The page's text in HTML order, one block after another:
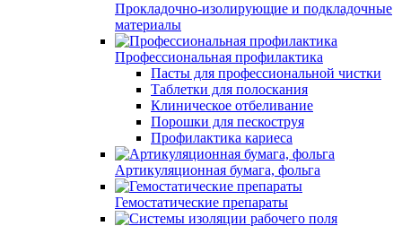
Прокладочно-изолирующие и подкладочные
материалы
Профессиональная профилактика
Пасты для профессиональной чистки
Таблетки для полоскания
Клиническое отбеливание
Порошки для пескоструя
Профилактика кариеса
Артикуляционная бумага, фольга
Гемостатические препараты